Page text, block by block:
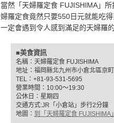
當然「天婦羅定食 FUJISHIMA」
婦羅定食竟然只要550日元就能吃
一定會遇到令人感到滿足的天婦羅的
■美食資訊
名稱：天婦羅定食 FUJISHIMA
地址：福岡縣北九州市小倉北區京
TEL：+81-93-531-5695
營業時間：10:00〜19:30
公休日：星期四
交通方式:JR「小倉站」步行2分鐘
地圖： 到「天婦羅定食 FUJISHIMA